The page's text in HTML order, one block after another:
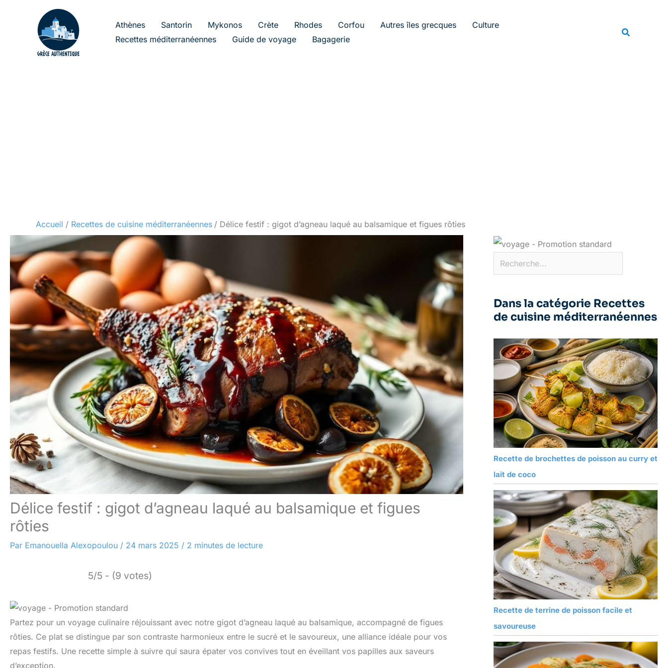
Athènes Santorin Mykonos Crète Rhodes Corfou Autres îles grecques
Culture
Recettes méditerranéennes
Guide de voyage Bagagerie
Accueil Recettes de cuisine méditerranéennes Délice festif : gigot d’agneau laqué au balsamique et figues rôties
Délice festif : gigot d’agneau laqué au balsamique et figues
rôties
Par Emanouella Alexopoulou / 24 mars 2025 / 2 minutes de lecture
5/5 - (9 votes)
Partez pour un voyage culinaire réjouissant avec notre gigot d’agneau laqué au balsamique, accompagné de figues
rôties. Ce plat se distingue par son contraste harmonieux entre le sucré et le savoureux, une alliance idéale pour vos
repas festifs. Une recette simple à suivre qui saura épater vos convives tout en éveillant vos papilles aux saveurs
d’exception.
Dans la catégorie Recettes
de cuisine méditerranéennes
Recette de brochettes de poisson au curry et
lait de coco
Recette de terrine de poisson facile et
savoureuse